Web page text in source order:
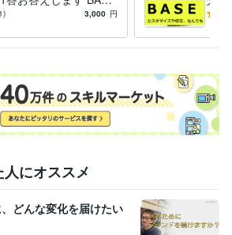
談 WEBやSNS等デジタルマーケティング
インスタグラム
ック LINE メルマガ マーケティング
方や作り方、複雑な商
3,000 円
トシ
にオススメ
どんな変化を届けたい